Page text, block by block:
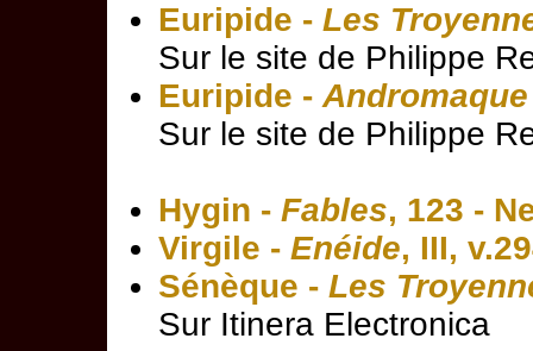
Euripide - Les
Sur le site de Philippe
Euripide -Andromaque
Sur le site de Philippe
Hygin - Fables, 123 -
Virgile - Enéide, III,
Sénèque - Les
Sur Itinera Electronica